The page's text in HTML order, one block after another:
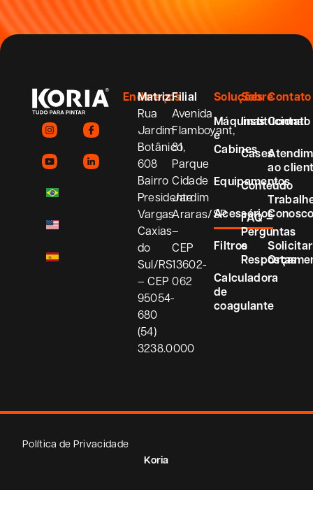
Endereços
Matriz
Rua
Jardim
Botânico,
608
Bairro
Presidente
Vargas
Caxias
do
Sul/RS
– CEP
95054-
680
(54)
3238.0000
Filial
Avenida
Flamboyant,
81
Parque
Cidade
Jardim
Araras/SP
–
CEP
13602-
062
Soluções
Máquinas
e
Cabines
Equipamentos
Acessórios
Filtros
Calculadora
de
coagulante
Sobre
Institucional
Cases
Conteúdo
FAQ –
Perguntas
e
Respostas
Contato
Contato
ao
Solicitar
Política de Privacidade
Koria